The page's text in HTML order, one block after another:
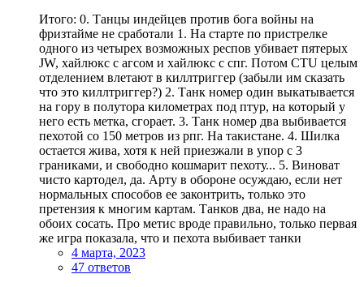
Итого: 0. Танцы индейцев против бога войны на
фризтайме не сработали 1. На старте по пристрелке
одного из четырех возможных респов убивает пятерых
JW, хайлюкс с агсом и хайлюкс с спг. Потом CTU целым
отделением влетают в киллтриггер (забыли им сказать
что это киллтриггер?) 2. Танк номер один выкатывается
на гору в полутора километрах под птур, на который у
него есть метка, сгорает. 3. Танк номер два выбивается
пехотой со 150 метров из рпг. На такистане. 4. Шилка
остается жива, хотя к ней приезжали в упор с 3
граниками, и свободно кошмарит пехоту... 5. Виноват
чисто картодел, да. Арту в обороне осуждаю, если нет
нормальных способов ее законтрить, только это
претензия к многим картам. Танков два, не надо на
обоих сосать. Про метис вроде правильно, только первая
же игра показала, что и пехота выбивает танки
4 марта, 2023
47 ответов